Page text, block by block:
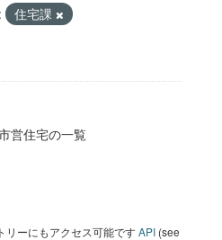
住宅課
営住宅の一覧
リーにもアクセス可能ですAPI (see